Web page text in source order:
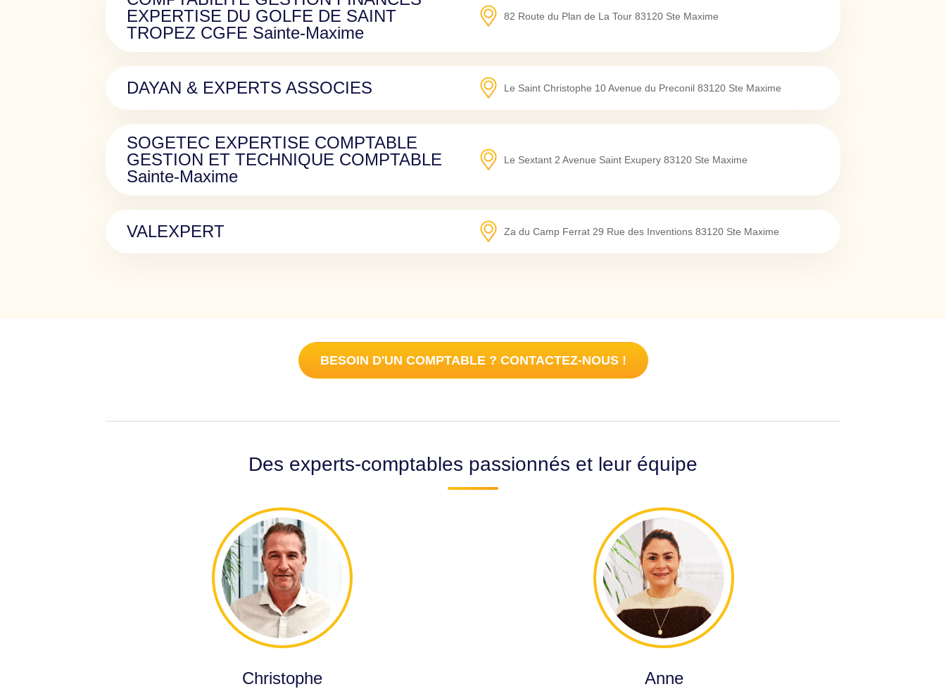
EXPERTISE DU GOLFE DE SAINT
TROPEZ CGFE Sainte-Maxime
82 Route du Plan de La Tour 83120 Ste Maxime
DAYAN & EXPERTS ASSOCIES Le Saint Christophe 10 Avenue du Preconil 83120 Ste Maxime
SOGETEC EXPERTISE COMPTABLE
GESTION ET TECHNIQUE COMPTABLE
Sainte-Maxime
Le Sextant 2 Avenue Saint Exupery 83120 Ste Maxime
VALEXPERT Za du Camp Ferrat 29 Rue des Inventions 83120 Ste Maxime
BESOIN D'UN COMPTABLE ? CONTACTEZ-NOUS !
Des experts-comptables passionnés et leur équipe
Christophe Anne